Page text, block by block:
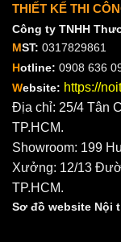
THIẾT KẾ THI
Công ty TNHH
MST: 0317829861
Hotline: 0908 636
Website: https://
Địa chỉ: 25/4 Tân
TP.HCM.
Showroom: 199
Xưởng: 12/13
TP.HCM.
Sơ đồ website Nội